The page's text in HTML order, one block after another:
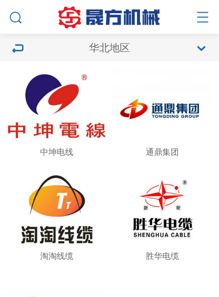
华北地区
中坤电线 通鼎集团
淘淘线缆 胜华电缆